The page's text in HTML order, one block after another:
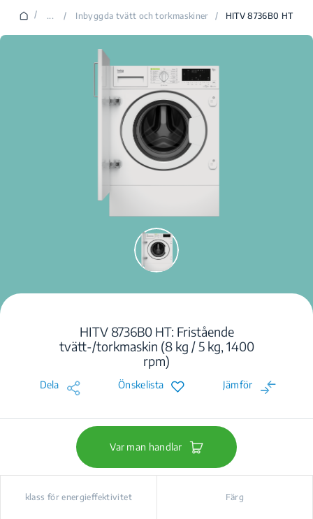
/ ... / Inbyggda tvätt och torkmaskiner / HITV 8736B0 HT
HITV 8736B0 HT: Fristående
tvätt-/torkmaskin (8 kg / 5 kg, 1400
rpm)
Dela Önskelista Jämför
Var man handlar
klass för energieffektivitet Färg